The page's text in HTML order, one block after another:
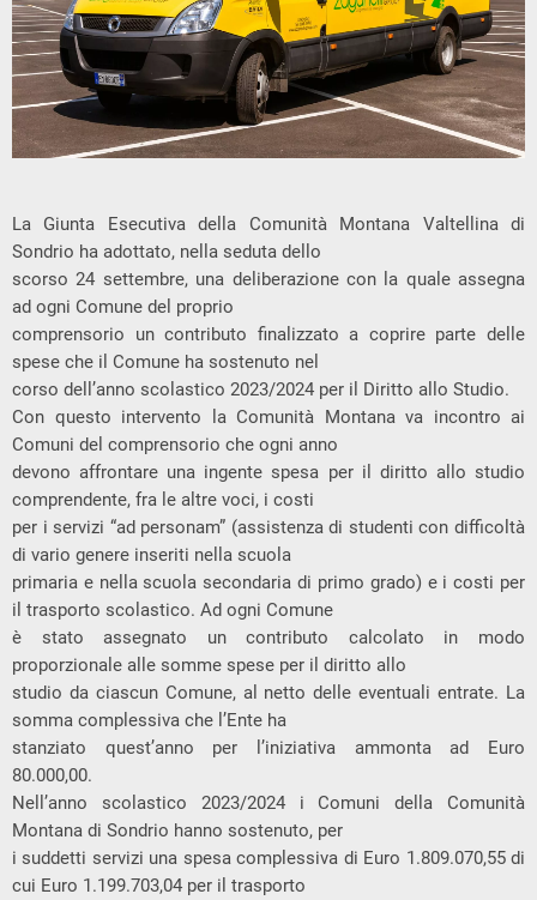
La Giunta Esecutiva della Comunità Montana Valtellina di
Sondrio ha adottato, nella seduta dello
scorso 24 settembre, una deliberazione con la quale assegna
ad ogni Comune del proprio
comprensorio un contributo finalizzato a coprire parte delle
spese che il Comune ha sostenuto nel
corso dell’anno scolastico 2023/2024 per il Diritto allo Studio.
Con questo intervento la Comunità Montana va incontro ai
Comuni del comprensorio che ogni anno
devono affrontare una ingente spesa per il diritto allo studio
comprendente, fra le altre voci, i costi
per i servizi “ad personam” (assistenza di studenti con difficoltà
di vario genere inseriti nella scuola
primaria e nella scuola secondaria di primo grado) e i costi per
il trasporto scolastico. Ad ogni Comune
è stato assegnato un contributo calcolato in modo
proporzionale alle somme spese per il diritto allo
studio da ciascun Comune, al netto delle eventuali entrate. La
somma complessiva che l’Ente ha
stanziato quest’anno per l’iniziativa ammonta ad Euro
80.000,00.
Nell’anno scolastico 2023/2024 i Comuni della Comunità
Montana di Sondrio hanno sostenuto, per
i suddetti servizi una spesa complessiva di Euro 1.809.070,55 di
cui Euro 1.199.703,04 per il trasporto